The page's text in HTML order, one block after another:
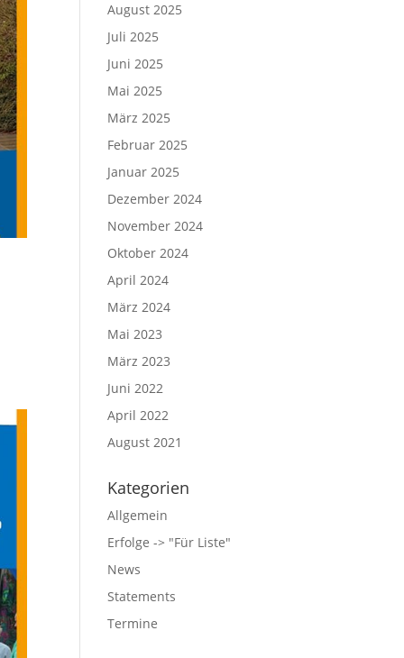
August 2025
Juli 2025
Juni 2025
Mai 2025
März 2025
Februar 2025
Januar 2025
Dezember 2024
November 2024
Oktober 2024
April 2024
März 2024
Mai 2023
März 2023
Juni 2022
April 2022
August 2021
Kategorien
Allgemein
Erfolge -> "Für Liste"
News
Statements
Termine